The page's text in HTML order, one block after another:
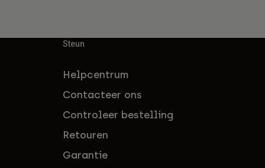
Steun
Helpcentrum
Contacteer ons
Controleer bestelling
Retouren
Garantie